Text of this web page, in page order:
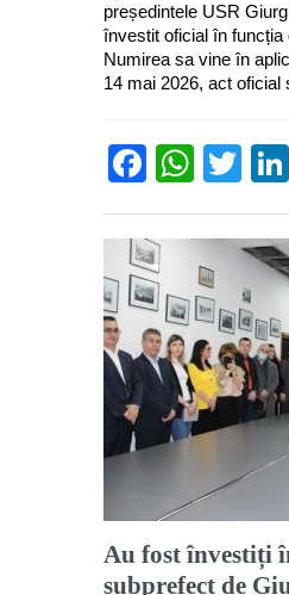
președintele USR
învestit oficial în funcția
Numirea sa vine în
14 mai 2026, act
Au fost învestiți
subprefect de